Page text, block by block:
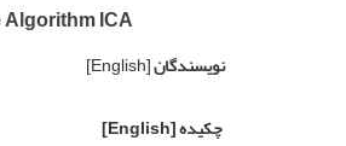
ICA
نویسندگان[English]
چکیده[English]